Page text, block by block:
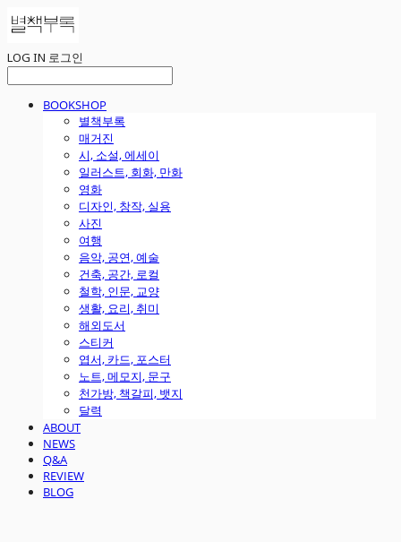
LOG IN 로그인
BOOKSHOP
별책부록
매거진
시, 소설, 에세이
일러스트, 회화, 만화
영화
디자인, 창작, 실용
사진
여행
음악, 공연, 예술
건축, 공간, 로컬
철학, 인문, 교양
생활, 요리, 취미
해외도서
스티커
엽서, 카드, 포스터
노트, 메모지, 문구
천가방, 책갈피, 뱃지
달력
ABOUT
NEWS
Q&A
REVIEW
BLOG